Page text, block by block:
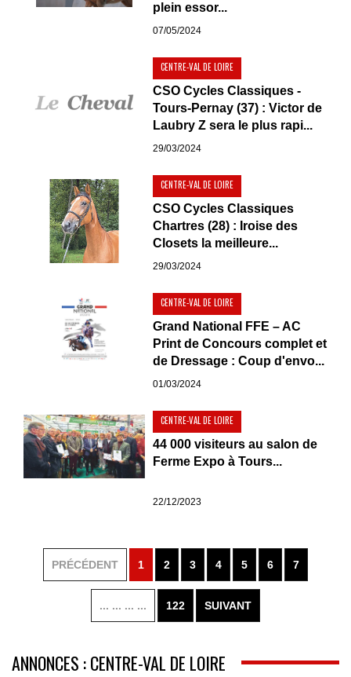
plein essor...
07/05/2024
CENTRE-VAL DE LOIRE
CSO Cycles Classiques -
Tours-Pernay (37) : Victor de
Laubry Z sera le plus rapi...
29/03/2024
CENTRE-VAL DE LOIRE
CSO Cycles Classiques
Chartres (28) : Iroise des
Closets la meilleure...
29/03/2024
CENTRE-VAL DE LOIRE
Grand National FFE – AC
Print de Concours complet et
de Dressage : Coup d'envo...
01/03/2024
CENTRE-VAL DE LOIRE
44 000 visiteurs au salon de
Ferme Expo à Tours...
22/12/2023
PRÉCÉDENT 1 2 3 4 5 6 7
... ... ... ... 122 SUIVANT
ANNONCES : CENTRE-VAL DE LOIRE